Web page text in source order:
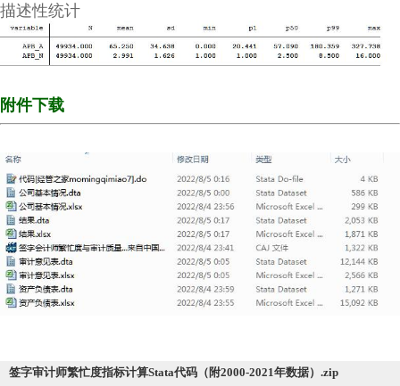
描述性统计
附件下载
签字审计师繁忙度指标计算Stata代码（附2000-2021年数据）.zip